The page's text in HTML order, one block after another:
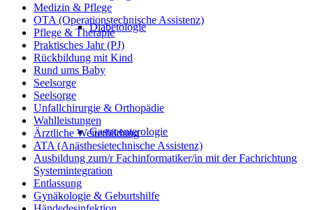
Diabetologie
Gastroenterologie
Medizin & Pflege
OTA (Operationstechnische Assistenz)
Pflege & Therapie
Praktisches Jahr (PJ)
Rückbildung mit Kind
Rund ums Baby
Seelsorge
Seelsorge
Unfallchirurgie & Orthopädie
Wahlleistungen
Ärztliche Weiterbildung
ATA (Anästhesietechnische Assistenz)
Ausbildung zum/r Fachinformatiker/in mit der Fachrichtung
Systemintegration
Entlassung
Gynäkologie & Geburtshilfe